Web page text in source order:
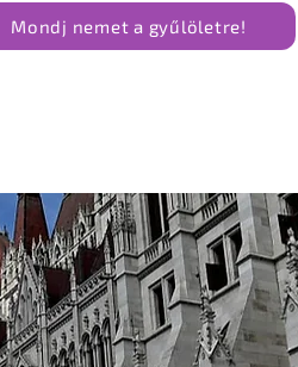
Mondj nemet a gyűlöletre!